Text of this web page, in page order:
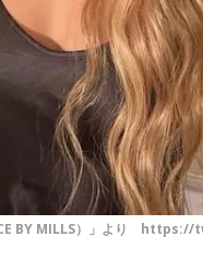
BY MILLS）」より